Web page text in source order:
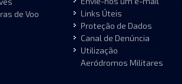
de Voo
Links Úteis
Proteção de Dados
Canal de Denúncia
Utilização
Aeródromos Militares